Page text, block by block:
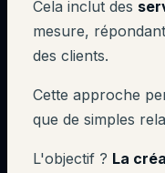
Cela inclut des
mesure,
des clients.
Cette approche
que de simples
L'objectif ? La